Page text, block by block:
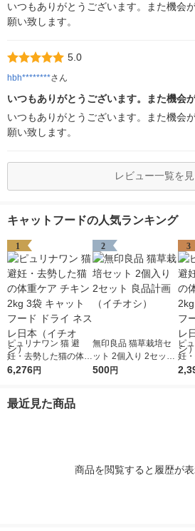
いつもありがとうございます。また機会
願い致します。
5.0
hbh********さん
いつもありがとうございます。また機会
いつもありがとうございます。また機会
願い致します。
レビュー一覧を見
キャットフードの人気ランキング
1
ピュリナワン 猫 避
妊・去勢した猫の体重
ケア チキン 2kg 3袋
オシ）
6,276円
2
無印良品 猫草栽培セ
ット 2個入り 2セット
良品計画（イチオシ）
500円
3
ピ
妊
ケ
最近見た商品
商品を閲覧すると履歴が